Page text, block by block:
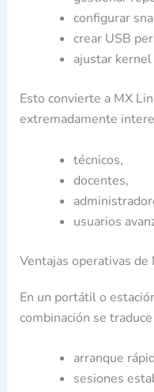
configurar
crear USB
ajustar
Esto convierte a MX
extremadamente
técnicos,
docentes,
usuarios
Ventajas operativas de
En un portátil o
combinación se
arranque
sesiones